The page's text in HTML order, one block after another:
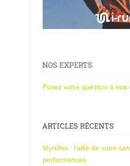
NOS EXPERTS
Posez votre question à nos
ARTICLES RÉCENTS
Myrtilles : l’allié de votre
performances